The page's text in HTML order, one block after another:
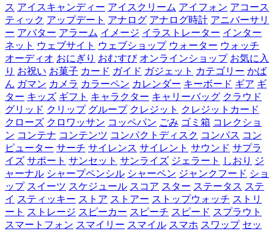
ス アイスキャンディー アイスクリーム アイフォン アコース
ティック アップデート アナログ アナログ時計 アニバーサリ
ー アバター アラーム イメージ イラストレーター インター
ネット ウェブサイト ウェブショップ ウォーター ウォッチ
オーディオ おにぎり おむすび オンラインショップ お気に入
り お祝い お菓子 カード ガイド ガジェット カテゴリー かば
ん ガマン カメラ カラーペン カレンダー キーボード ギア ギ
ター キッズ ギフト キャラクター キャリーバッグ クラウド
グリッド クリップ グループ クレジット クレジットカード
クローズ クロワッサン コッペパン ごみ ゴミ箱 コレクショ
ン コンテナ コンテンツ コンパクトディスク コンパス コン
ピューター サーチ サイレンス サイレント サウンド サプラ
イズ サポート サンセット サンライズ ジェラート しおり ジ
ャーナル シャープペンシル シャーペン ジャンクフード ショ
ップ スイーツ スケジュール スコア スター ステータス ステ
イ スティッキー ストア ストアー ストップウォッチ ストリ
ート ストレージ スピーカー スピーチ スピード スプラウト
スマートフォン スマイリー スマイル スマホ スワップ セッ